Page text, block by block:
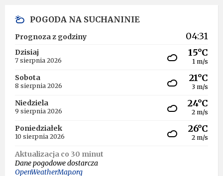
POGODA NA SUCHANINIE
Prognoza z godziny 04:31
Dzisiaj
7 sierpnia 2026
15°C
1 m/s
Sobota
8 sierpnia 2026
21°C
3 m/s
Niedziela
9 sierpnia 2026
24°C
2 m/s
Poniedziałek
10 sierpnia 2026
26°C
2 m/s
Aktualizacja co 30 minut
Dane pogodowe dostarcza
OpenWeatherMap.org